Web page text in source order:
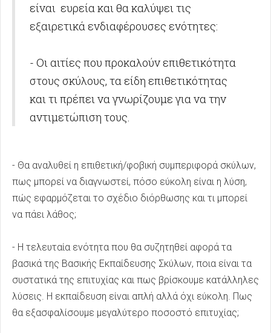
είναι ευρεία και θα καλύψει τις
εξαιρετικά ενδιαφέρουσες ενότητες:
- Oι αιτίες που προκαλούν επιθετικότητα
στους σκύλους, τα είδη επιθετικότητας
και τι πρέπει να γνωρίζουμε για να την
αντιμετώπιση τους.
- Θα αναλυθεί η επιθετική/φοβική συμπεριφορά σκύλων,
πως μπορεί να διαγνωστεί, πόσο εύκολη είναι η λύση,
πώς εφαρμόζεται το σχέδιο διόρθωσης και τι μπορεί
να πάει λάθος;
- Η τελευταία ενότητα που θα συζητηθεί αφορά τα
βασικά της Βασικής Εκπαίδευσης Σκύλων, ποια είναι τα
συστατικά της επιτυχίας και πως βρίσκουμε κατάλληλες
λύσεις. Η εκπαίδευση είναι απλή αλλά όχι εύκολη. Πως
θα εξασφαλίσουμε μεγαλύτερο ποσοστό επιτυχίας;